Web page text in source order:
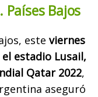
Bajos
este viernes
estadio Lusail,
Qatar 2022,
aseguró